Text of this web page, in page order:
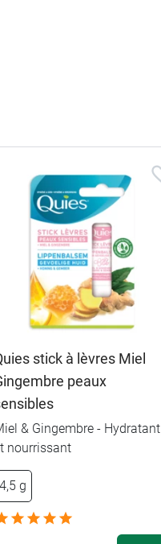
stick à lèvres Miel
peaux
& Gingembre - Hydratant
nourrissant
4,5 g